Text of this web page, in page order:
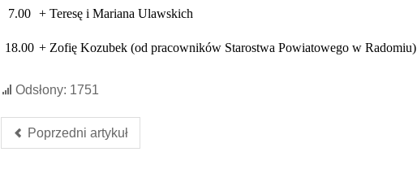
7.00 + Teresę i Mariana Ulawskich
18.00 + Zofię Kozubek (od pracowników Starostwa Powiatowego w Radomiu)
Odsłony: 1751
Poprzedni artykuł